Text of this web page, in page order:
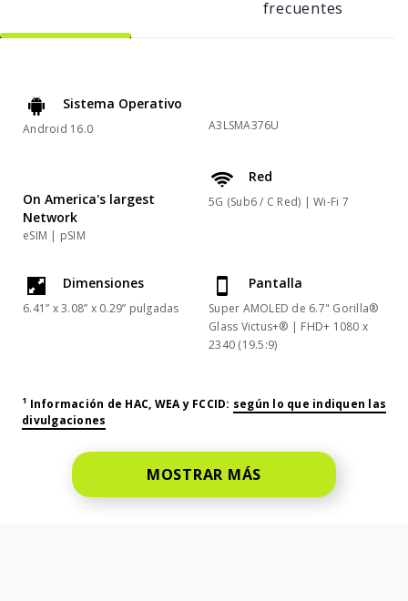
frecuentes
Sistema Operativo
Android 16.0 A3LSMA376U
On America's largest
Network
eSIM | pSIM
Red
5G (Sub6 / C Red) | Wi-Fi 7
Dimensiones
6.41” x 3.08” x 0.29” pulgadas
Pantalla
Super AMOLED de 6.7" Gorilla®
Glass Victus+® | FHD+ 1080 x
2340 (19.5:9)
1 Información de HAC, WEA y FCCID: según lo que indiquen las
divulgaciones
MOSTRAR MÁS